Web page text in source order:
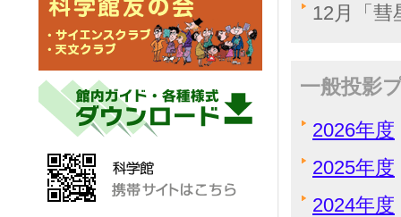
12月「彗
一般投影
2026年度
2025年度
2024年度